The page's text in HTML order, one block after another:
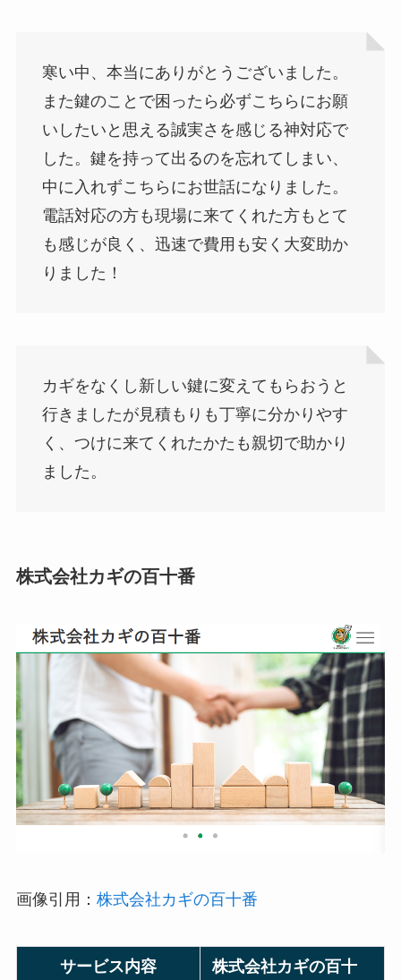
寒い中、本当にありがとうございました。
また鍵のことで困ったら必ずこちらにお願
いしたいと思える誠実さを感じる神対応で
した。鍵を持って出るのを忘れてしまい、
中に入れずこちらにお世話になりました。
電話対応の方も現場に来てくれた方もとて
も感じが良く、迅速で費用も安く大変助か
りました！
カギをなくし新しい鍵に変えてもらおうと
行きましたが見積もりも丁寧に分かりやす
く、つけに来てくれたかたも親切で助かり
ました。
株式会社カギの百十番
画像引用： 株式会社カギの百十番
サービス内容
株式会社カギの百十